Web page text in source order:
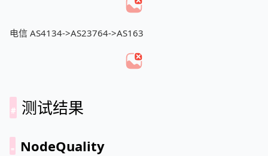
电信 AS4134->AS23764->AS163
测试结果
NodeQuality